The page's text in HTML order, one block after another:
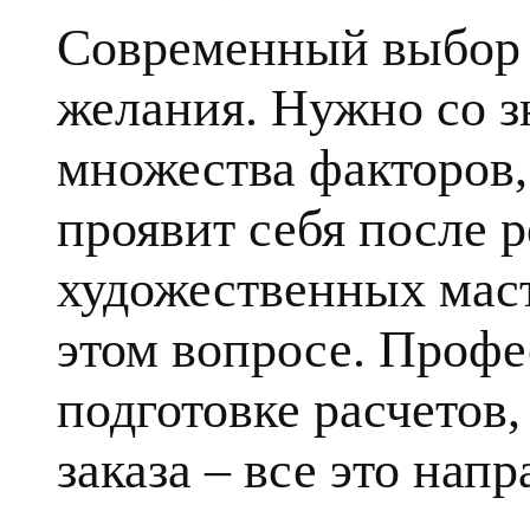
Современный выбор
желания. Нужно со
множества
проявит себя после
художественных
этом вопросе.
подготовке
заказа – все это